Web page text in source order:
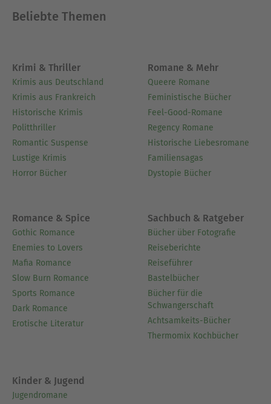
illuminiert. Die Magie ist hier ein Werkzeug der
Beliebte Themen
Krimi & Thriller
Krimis aus Deutschland
Krimis aus Frankreich
Historische Krimis
Politthriller
Romantic Suspense
Lustige Krimis
Horror Bücher
Romane & Mehr
Queere Romane
Feministische Bücher
Feel-Good-Romane
Regency Romane
Historische Liebesromane
Familiensagas
Dystopie Bücher
Romance & Spice
Gothic Romance
Enemies to Lovers
Mafia Romance
Slow Burn Romance
Sports Romance
Dark Romance
Erotische Literatur
Sachbuch & Ratgeber
Bücher über Fotografie
Reiseberichte
Reiseführer
Bastelbücher
Bücher für die
Schwangerschaft
Achtsamkeits-Bücher
Thermomix Kochbücher
Kinder & Jugend
Jugendromane